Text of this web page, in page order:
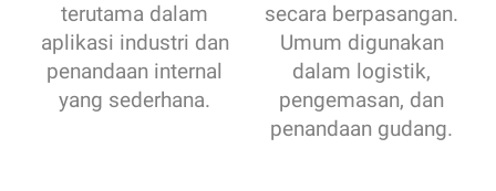
terutama dalam
aplikasi industri dan
penandaan internal
yang sederhana.
secara berpasangan.
Umum digunakan
dalam logistik,
pengemasan, dan
penandaan gudang.